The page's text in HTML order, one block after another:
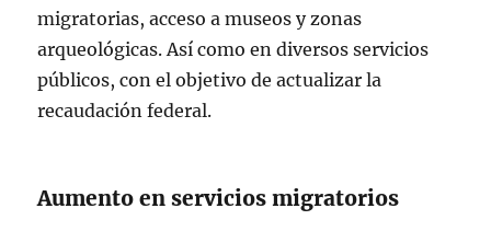
migratorias, acceso a museos y zonas
arqueológicas. Así como en diversos servicios
públicos, con el objetivo de actualizar la
recaudación federal.
Aumento en servicios migratorios